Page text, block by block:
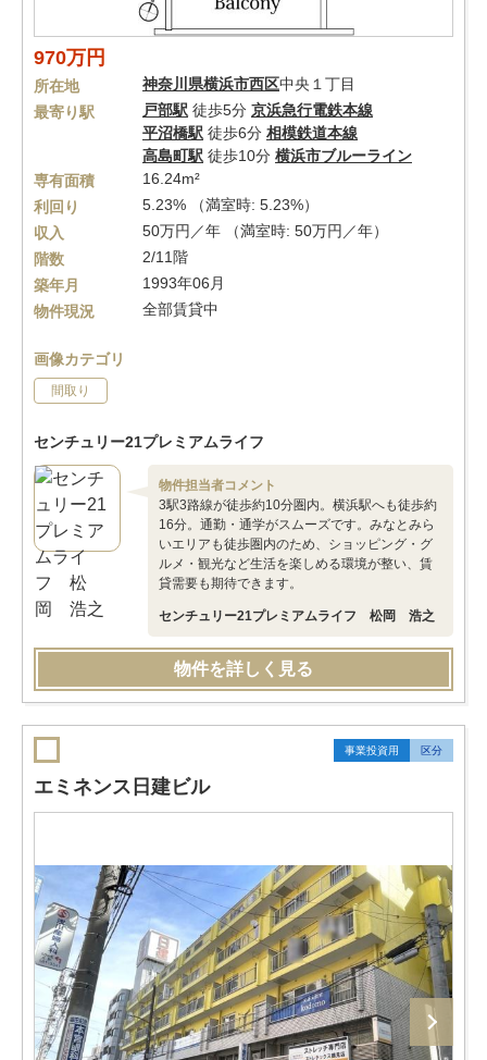
970万円
所在地 神奈川県横浜市西区中央１丁目
最寄り駅
戸部駅 徒歩5分 京浜急行電鉄本線
平沼橋駅 徒歩6分 相模鉄道本線
高島町駅 徒歩10分 横浜市ブルーライン
専有面積
16.24m²
利回り
5.23% （満室時: 5.23%）
収入
50万円／年 （満室時: 50万円／年）
階数
2/11階
築年月
1993年06月
物件現況
全部賃貸中
画像カテゴリ
間取り
センチュリー21プレミアムライフ
物件担当者コメント
3駅3路線が徒歩約10分圏内。横浜駅へも徒歩約
16分。通勤・通学がスムーズです。みなとみら
いエリアも徒歩圏内のため、ショッピング・グ
ルメ・観光など生活を楽しめる環境が整い、賃
貸需要も期待できます。
センチュリー21プレミアムライフ 松岡 浩之
物件を詳しく見る
事業投資用 区分
エミネンス日建ビル